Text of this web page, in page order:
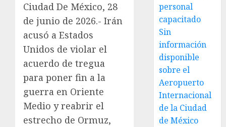
Ciudad De México, 28
de junio de 2026.- Irán
acusó a Estados
Unidos de violar el
acuerdo de tregua
para poner fin a la
guerra en Oriente
Medio y reabrir el
estrecho de Ormuz,
personal
capacitado
Sin
información
disponible
sobre el
Aeropuerto
Internacional
de la Ciudad
de México